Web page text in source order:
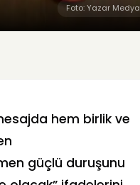
Foto: Yazar Medya
hem birlik ve
güçlü duruşunu